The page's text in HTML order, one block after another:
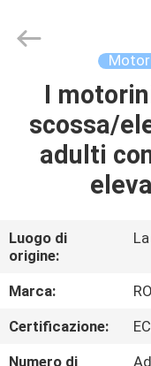
CASA
PRODOTTI
NOI
GIRO
DELLA
FABBRICA
Rongyao
Vehicle
I
scossa/
adulti
Luogo di
origine:
Marca:
Certificazione:
Numero di